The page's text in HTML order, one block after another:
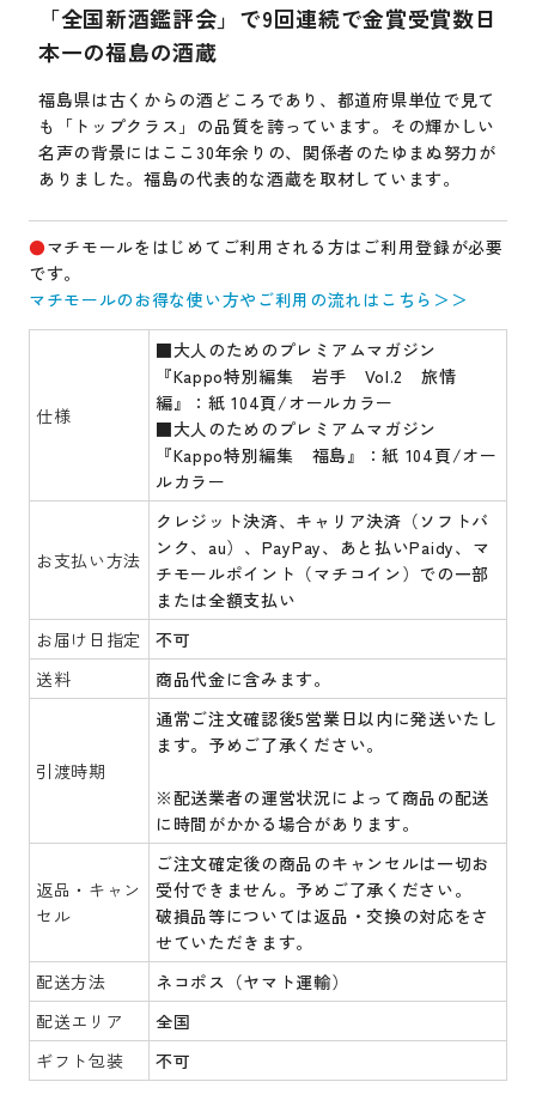
「全国新酒鑑評会」で9回連続で金賞受賞数日
本一の福島の酒蔵
福島県は古くからの酒どころであり、都道府県単位で見て
も「トップクラス」の品質を誇っています。その輝かしい
名声の背景にはここ30年余りの、関係者のたゆまぬ努力が
ありました。福島の代表的な酒蔵を取材しています。
●マチモールをはじめてご利用される方はご利用登録が必要
です。
マチモールのお得な使い方やご利用の流れはこちら＞＞
仕様
■大人のためのプレミアムマガジン
『Kappo特別編集 岩手 Vol.2 旅情
編』：紙 104頁/オールカラー
■大人のためのプレミアムマガジン
『Kappo特別編集 福島』：紙 104頁/オー
ルカラー
お支払い方法
クレジット決済、キャリア決済（ソフトバ
ンク、au）、PayPay、あと払いPaidy、マ
チモールポイント（マチコイン）での一部
または全額支払い
お届け日指定
不可
送料
商品代金に含みます。
引渡時期
通常ご注文確認後5営業日以内に発送いたし
ます。予めご了承ください。
※配送業者の運営状況によって商品の配送
に時間がかかる場合があります。
返品・キャン
セル
ご注文確定後の商品のキャンセルは一切お
受付できません。予めご了承ください。
破損品等については返品・交換の対応をさ
せていただきます。
配送方法
ネコポス（ヤマト運輸）
配送エリア
全国
ギフト包装
不可